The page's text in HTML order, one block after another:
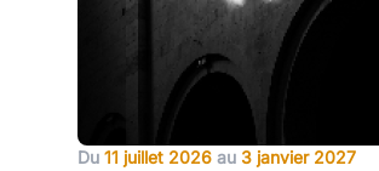
Du 11 juillet 2026 au 3 janvier 2027